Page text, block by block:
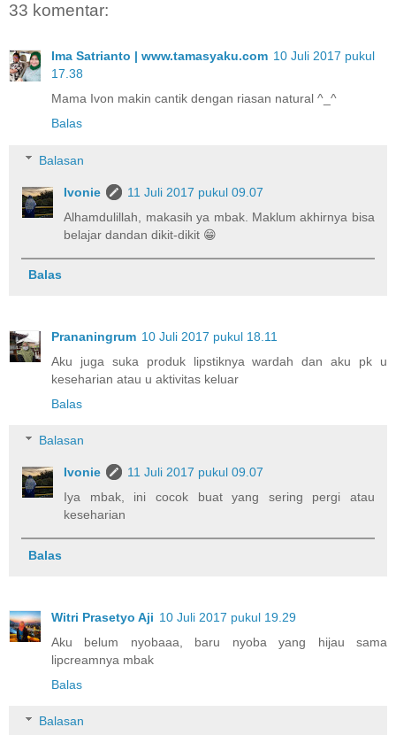
33 komentar:
Ima Satrianto | www.tamasyaku.com 10 Juli 2017 pukul
17.38
Mama Ivon makin cantik dengan riasan natural ^_^
Balas
Balasan
Ivonie
11 Juli 2017 pukul 09.07
Alhamdulillah, makasih ya mbak. Maklum akhirnya bisa
belajar dandan dikit-dikit 😁
Balas
Prananingrum 10 Juli 2017 pukul 18.11
Aku juga suka produk lipstiknya wardah dan aku pk u
keseharian atau u aktivitas keluar
Balas
Balasan
Ivonie
11 Juli 2017 pukul 09.07
Iya mbak, ini cocok buat yang sering pergi atau
keseharian
Balas
Witri Prasetyo Aji 10 Juli 2017 pukul 19.29
Aku belum nyobaaa, baru nyoba yang hijau sama
lipcreamnya mbak
Balas
Balasan